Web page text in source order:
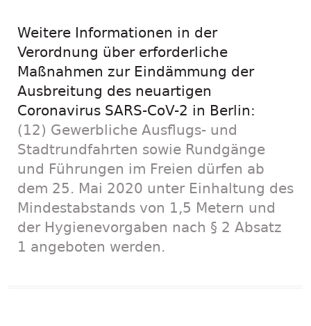
Weitere Informationen in der
Verordnung über erforderliche
Maßnahmen zur Eindämmung der
Ausbreitung des neuartigen
Coronavirus SARS-CoV-2 in Berlin:
(12) Gewerbliche Ausflugs- und
Stadtrundfahrten sowie Rundgänge
und Führungen im Freien dürfen ab
dem 25. Mai 2020 unter Einhaltung des
Mindestabstands von 1,5 Metern und
der Hygienevorgaben nach § 2 Absatz
1 angeboten werden.